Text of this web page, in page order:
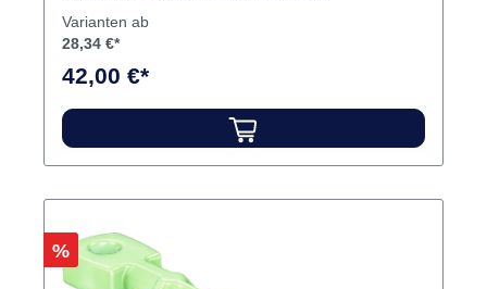
Varianten ab
28,34 €*
42,00 €*
Rabatt
%